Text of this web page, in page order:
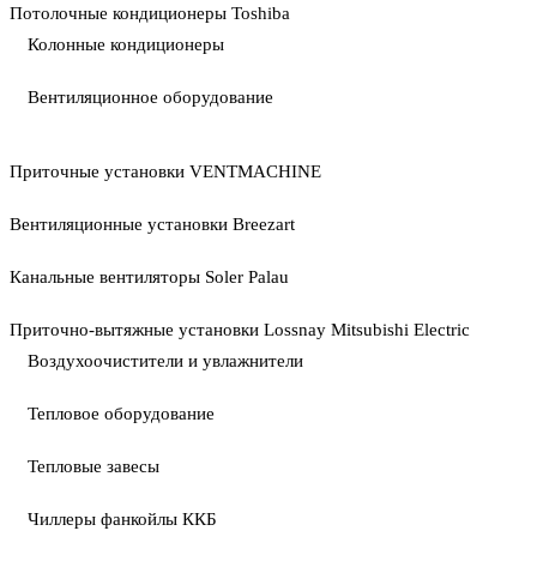
Потолочные кондиционеры Toshiba
Колонные кондиционеры
Вентиляционное оборудование
Приточные установки VENTMACHINE
Вентиляционные установки Breezart
Канальные вентиляторы Soler Palau
Приточно-вытяжные установки Lossnay Mitsubishi Electric
Воздухоочистители и увлажнители
Тепловое оборудование
Тепловые завесы
Чиллеры фанкойлы ККБ